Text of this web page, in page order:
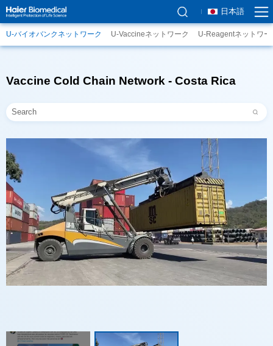
日本語
U-バイオバンクネットワーク U-Vaccineネットワーク U-Reagentネットワー
Vaccine Cold Chain Network - Costa Rica